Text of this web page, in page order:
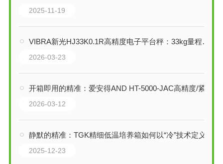
2025-11-19
VIBRA新光HJ33K0.1R高精度电子平台秤：33kg量程下的0.1g精准称重
2026-03-23
开箱即用的精准：爱安得AND HT-5000-JAC高精度/紧凑型秤套装的技术解析
2026-03-12
静默的精准：TGK精细低温培养箱如何以“冷”技术定义精密实验的基准
2025-12-23